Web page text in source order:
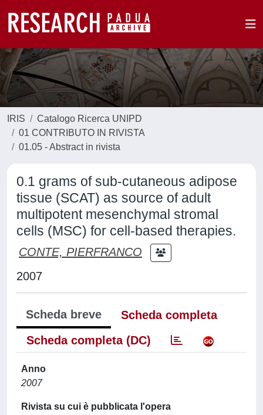
IRIS
Catalogo Ricerca UNIPD
01 CONTRIBUTO IN RIVISTA
01.05 - Abstract in rivista
0.1 grams of sub-cutaneous adipose
tissue (SCAT) as source of adult
multipotent mesenchymal stromal
cells (MSC) for cell-based therapies.
CONTE, PIERFRANCO
2007
Scheda breve
Scheda completa
Scheda completa (DC)
Anno
2007
Rivista su cui è pubblicata l'opera